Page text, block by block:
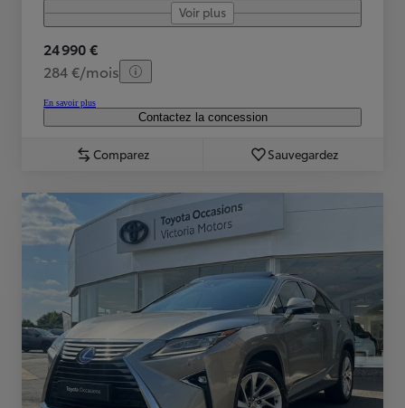
Voir plus
24 990 €
284 €/mois
En savoir plus
Contactez la concession
Comparez Sauvegardez